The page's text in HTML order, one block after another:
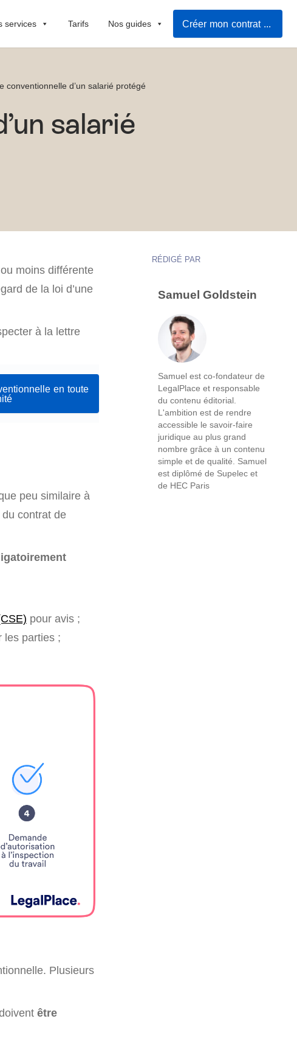
services Tarifs Nos guides Créer mon contrat de travail
conventionnelle d’un salarié protégé
salarié
moins différente
de la loi d’une
à la lettre
en toute
peu similaire à
du contrat de
pour avis ;
les parties ;
Plusieurs
être
RÉDIGÉ PAR
Samuel Goldstein
Samuel est co-fondateur de
LegalPlace et responsable
du contenu éditorial.
L'ambition est de rendre
accessible le savoir-faire
juridique au plus grand
nombre grâce à un contenu
simple et de qualité. Samuel
est diplômé de Supelec et
de HEC Paris